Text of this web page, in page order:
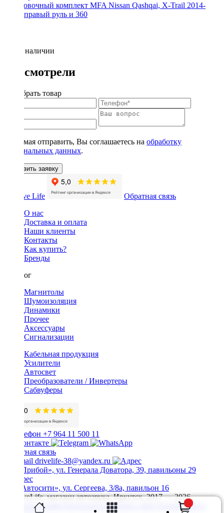
Установочный комплект MFA Nissan Qashqai, X-Trail 2014-
2017, правый руль и 360
Нет в наличии
Вы смотрели
Подобрать товар
Нажимая отправить, Вы соглашаетесь на обработку
персональных данных.
Оставить заявку
Обратная связь
О нас
Доставка и оплата
Наши клиенты
Контакты
Как купить?
Бренды
Каталог
Магнитолы
Шумоизоляция
Динамики
Прочее
Аксессуары
Сигнализации
Кабельная продукция
Усилители
Автосвет
Преобразователи / Инвертеры
Сабвуферы
+7 964 11 500 11
Обратная связь
drivelife-38@yandex.ru
ТЦ «Прибой», ул. Генерала Доватора, 39, павильоны 29
ТЦ «Автосити», ул. Сергеева, 3/8а, павильон 16
© DriveLife, магазин автозвука, Иркутск. 2017 — 2026
Политика конфиденциальности Карта сайта
Разработано в